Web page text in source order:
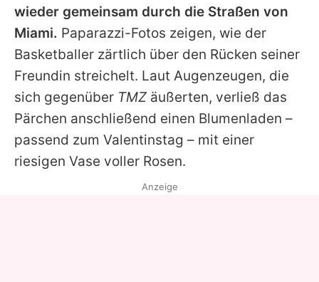
wieder gemeinsam durch die Straßen von
Miami. Paparazzi-Fotos zeigen, wie der
Basketballer zärtlich über den Rücken seiner
Freundin streichelt. Laut Augenzeugen, die
sich gegenüber TMZ äußerten, verließ das
Pärchen anschließend einen Blumenladen –
passend zum Valentinstag – mit einer
riesigen Vase voller Rosen.
Anzeige